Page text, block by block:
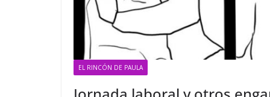
EL RINCÓN DE PAULA